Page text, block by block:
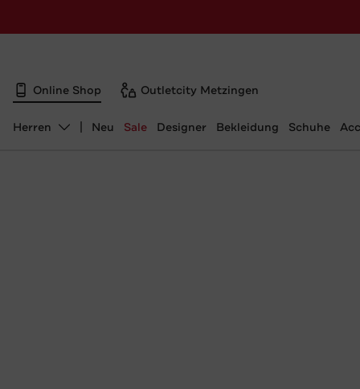
Online Shop Outletcity Metzingen
Abteilung ändern, ausgewählt:
Herren Neu Sale Designer Bekleidung Schuhe